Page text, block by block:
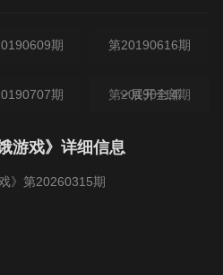
期 第20190616期
期 第20190714期
期 第20190728期
展开全部
游戏》详细信息
》第20260315期